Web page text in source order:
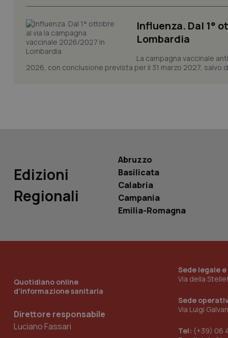
Influenza. Dal 1°
Lombardia
La campagna vaccinale
2026, con conclusione prevista per il 31 marzo 2027, salvo
Edizioni
Regionali
Abruzzo
Basilicata
Calabria
Campania
Emilia-Romagna
Quotidiano online
d'informazione sanitaria
Direttore responsabile
Luciano Fassari
Sede legale
Via della
Sede
Via Luigi
Tel: (+39) 06
Nome
_ga_0VMQEQKQ1N
__Secure-YNID